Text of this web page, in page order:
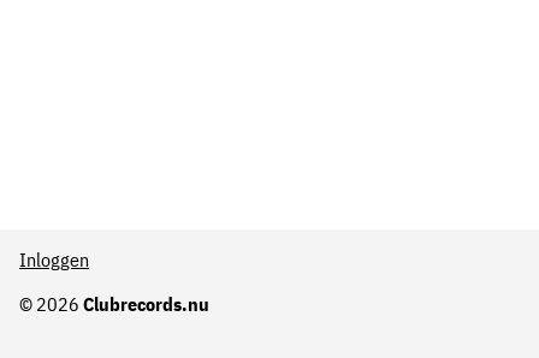
© 2026 Clubrecords.nu
Inloggen